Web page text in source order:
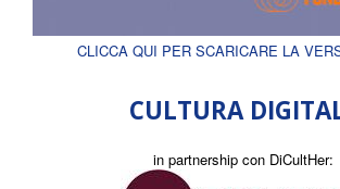
CLICCA QUI PER SCARICARE LA
CULTURA
in partnership con DiCultHer: